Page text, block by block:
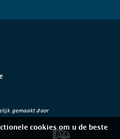
gemaakt door
cookies om u de beste